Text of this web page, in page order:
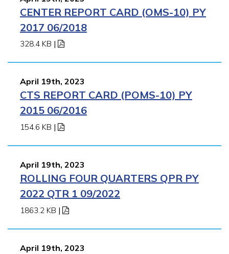
CENTER REPORT CARD (OMS-10) PY
2017 06/2018
328.4 KB |
April 19th, 2023
CTS REPORT CARD (POMS-10) PY
2015 06/2016
154.6 KB |
April 19th, 2023
ROLLING FOUR QUARTERS QPR PY
2022 QTR 1 09/2022
1863.2 KB |
April 19th, 2023